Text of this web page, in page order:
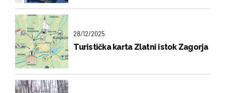
28/12/2025
Turistička karta Zlatni istok Zagorja